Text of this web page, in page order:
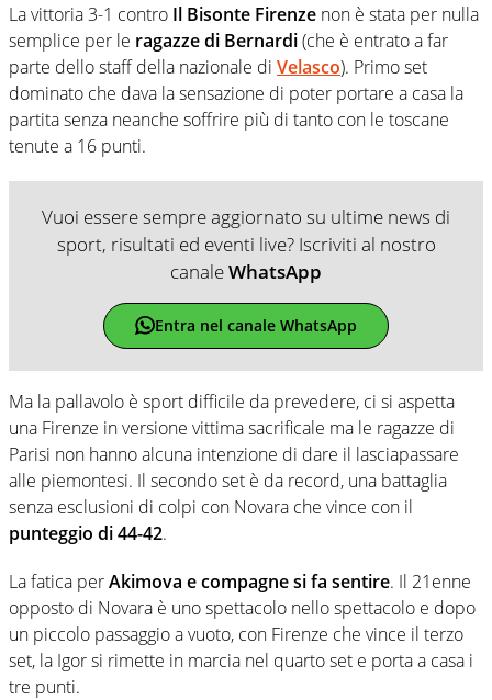
La vittoria 3-1 contro Il Bisonte Firenze non è stata per nulla
semplice per le ragazze di Bernardi(che è entrato a far
parte dello staff della nazionale di Velasco). Primo set
dominato che dava la sensazione di poter portare a casa la
partita senza neanche soffrire più di tanto con le toscane
tenute a 16 punti.
Vuoi essere sempre aggiornato su ultime news di
sport, risultati ed eventi live? Iscriviti al nostro
canaleWhatsApp
Entra nel canale WhatsApp
Ma la pallavolo è sport difficile da prevedere, ci si aspetta
una Firenze in versione vittima sacrificale ma le ragazze di
Parisi non hanno alcuna intenzione di dare il lasciapassare
alle piemontesi. Il secondo set è da record, una battaglia
senza esclusioni di colpi con Novara che vince con il
punteggio di 44-42.
La fatica perAkimova e compagne si fa sentire. Il 21enne
opposto di Novara è uno spettacolo nello spettacolo e dopo
un piccolo passaggio a vuoto, con Firenze che vince il terzo
set, la Igor si rimette in marcia nel quarto set e porta a casa i
tre punti.